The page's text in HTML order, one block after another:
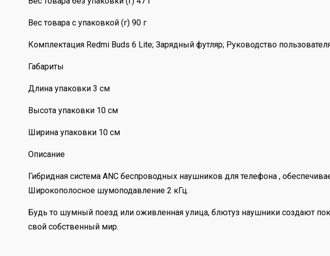
Вес товара с упаковкой (г) 90 г
Комплектация Redmi Buds 6 Lite; Зарядный футляр; Руководство
Габариты
Длина упаковки 3 см
Высота упаковки 10 см
Ширина упаковки 10 см
Описание
Гибридная система ANC беспроводных наушников для телефона ,
Широкополосное шумоподавление 2 кГц.
Будь то шумный поезд или оживленная улица, блютуз наушники создают
свой собственный мир.